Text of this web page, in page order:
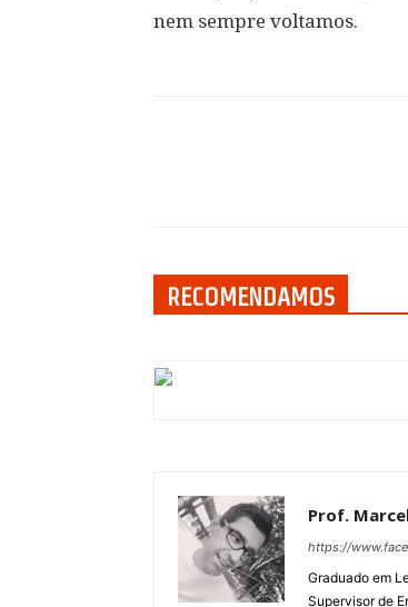
nem sempre voltamos.
RECOMENDAMOS
Prof.
https://
Graduado em
Supervisor de